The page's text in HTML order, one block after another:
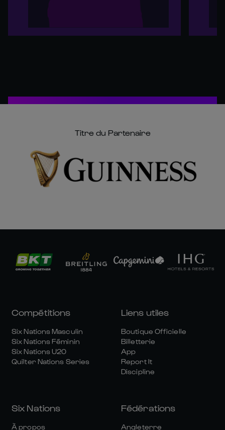
Titre du Partenaire
Compétitions
Six Nations Masculin
Six Nations Féminin
Six Nations U20
Quilter Nations Series
Liens utiles
Boutique Officielle
Billetterie
App
Report It
Discipline
Six Nations
À propos
Fédérations
Angleterre